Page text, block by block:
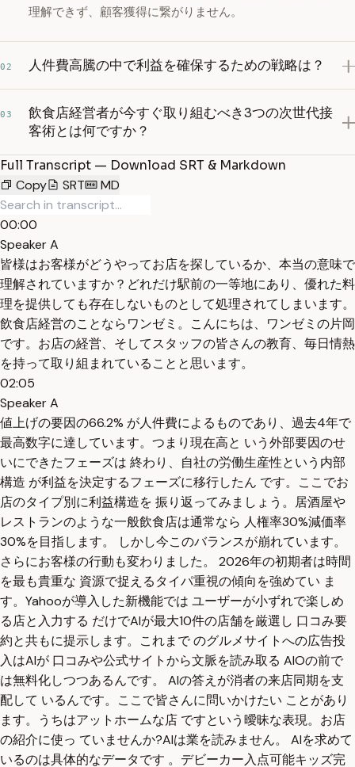
理解できず、顧客獲得に繋がりません。
02 人件費高騰の中で利益を確保するための戦略は？
03
飲食店経営者が今すぐ取り組むべき3つの次世代接
客術とは何ですか？
Full Transcript — Download SRT & Markdown
Copy
SRT MD
00:00
Speaker A
皆様はお客様がどうやってお店を探しているか、本当の意味で
理解されていますか？どれだけ駅前の一等地にあり、優れた料
理を提供しても存在しないものとして処理されてしまいます。
飲食店経営のことならワンゼミ。こんにちは、ワンゼミの片岡
です。お店の経営、そしてスタッフの皆さんの教育、毎日情熱
を持って取り組まれていることと思います。
02:05
Speaker A
値上げの要因の66.2% が人件費によるものであり、過去4年で
最高数字に達しています。つまり現在高と いう外部要因のせ
いにできたフェーズは 終わり、自社の労働生産性という内部
構造 が利益を決定するフェーズに移行したん です。ここでお
店のタイプ別に利益構造を 振り返ってみましょう。居酒屋や
レストランのような一般飲食店は通常なら 人権率30%減価率
30%を目指します。 しかし今このバランスが崩れています。
さらにお客様の行動も変わりました。 2026年の初期者は時間
を最も貴重な 資源で捉えるタイパ重視の傾向を強めてい ま
す。Yahooが導入した新機能では ユーザーが小ずれで楽しめ
る店と入力する だけでAIが最大10件の店舗を厳選し 口コみ要
約と共もに提示します。これまで のグルメサイトへの広告投
入はAIが 口コみや公式サイトから文脈を読み取る AIOの前で
は無料化しつつあるんです。 AIの答えが消者の来店同期を支
配して いるんです。ここで皆さんに問いかけたい ことがあり
ます。うちはアットホームな店 ですという曖昧な表現。お店
の紹介に使っ ていませんか?AIは業を読みません。 AIを求めて
いるのは具体的なデータです 。デビーカー入点可能キッズ完